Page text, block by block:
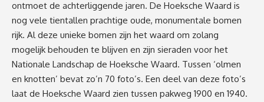
ontmoet de achterliggende jaren. De Hoeksche Waard is
nog vele tientallen prachtige oude, monumentale bomen
rijk. Al deze unieke bomen zijn het waard om zolang
mogelijk behouden te blijven en zijn sieraden voor het
Nationale Landschap de Hoeksche Waard. Tussen ‘olmen
en knotten’ bevat zo’n 70 foto’s. Een deel van deze foto’s
laat de Hoeksche Waard zien tussen pakweg 1900 en 1940.